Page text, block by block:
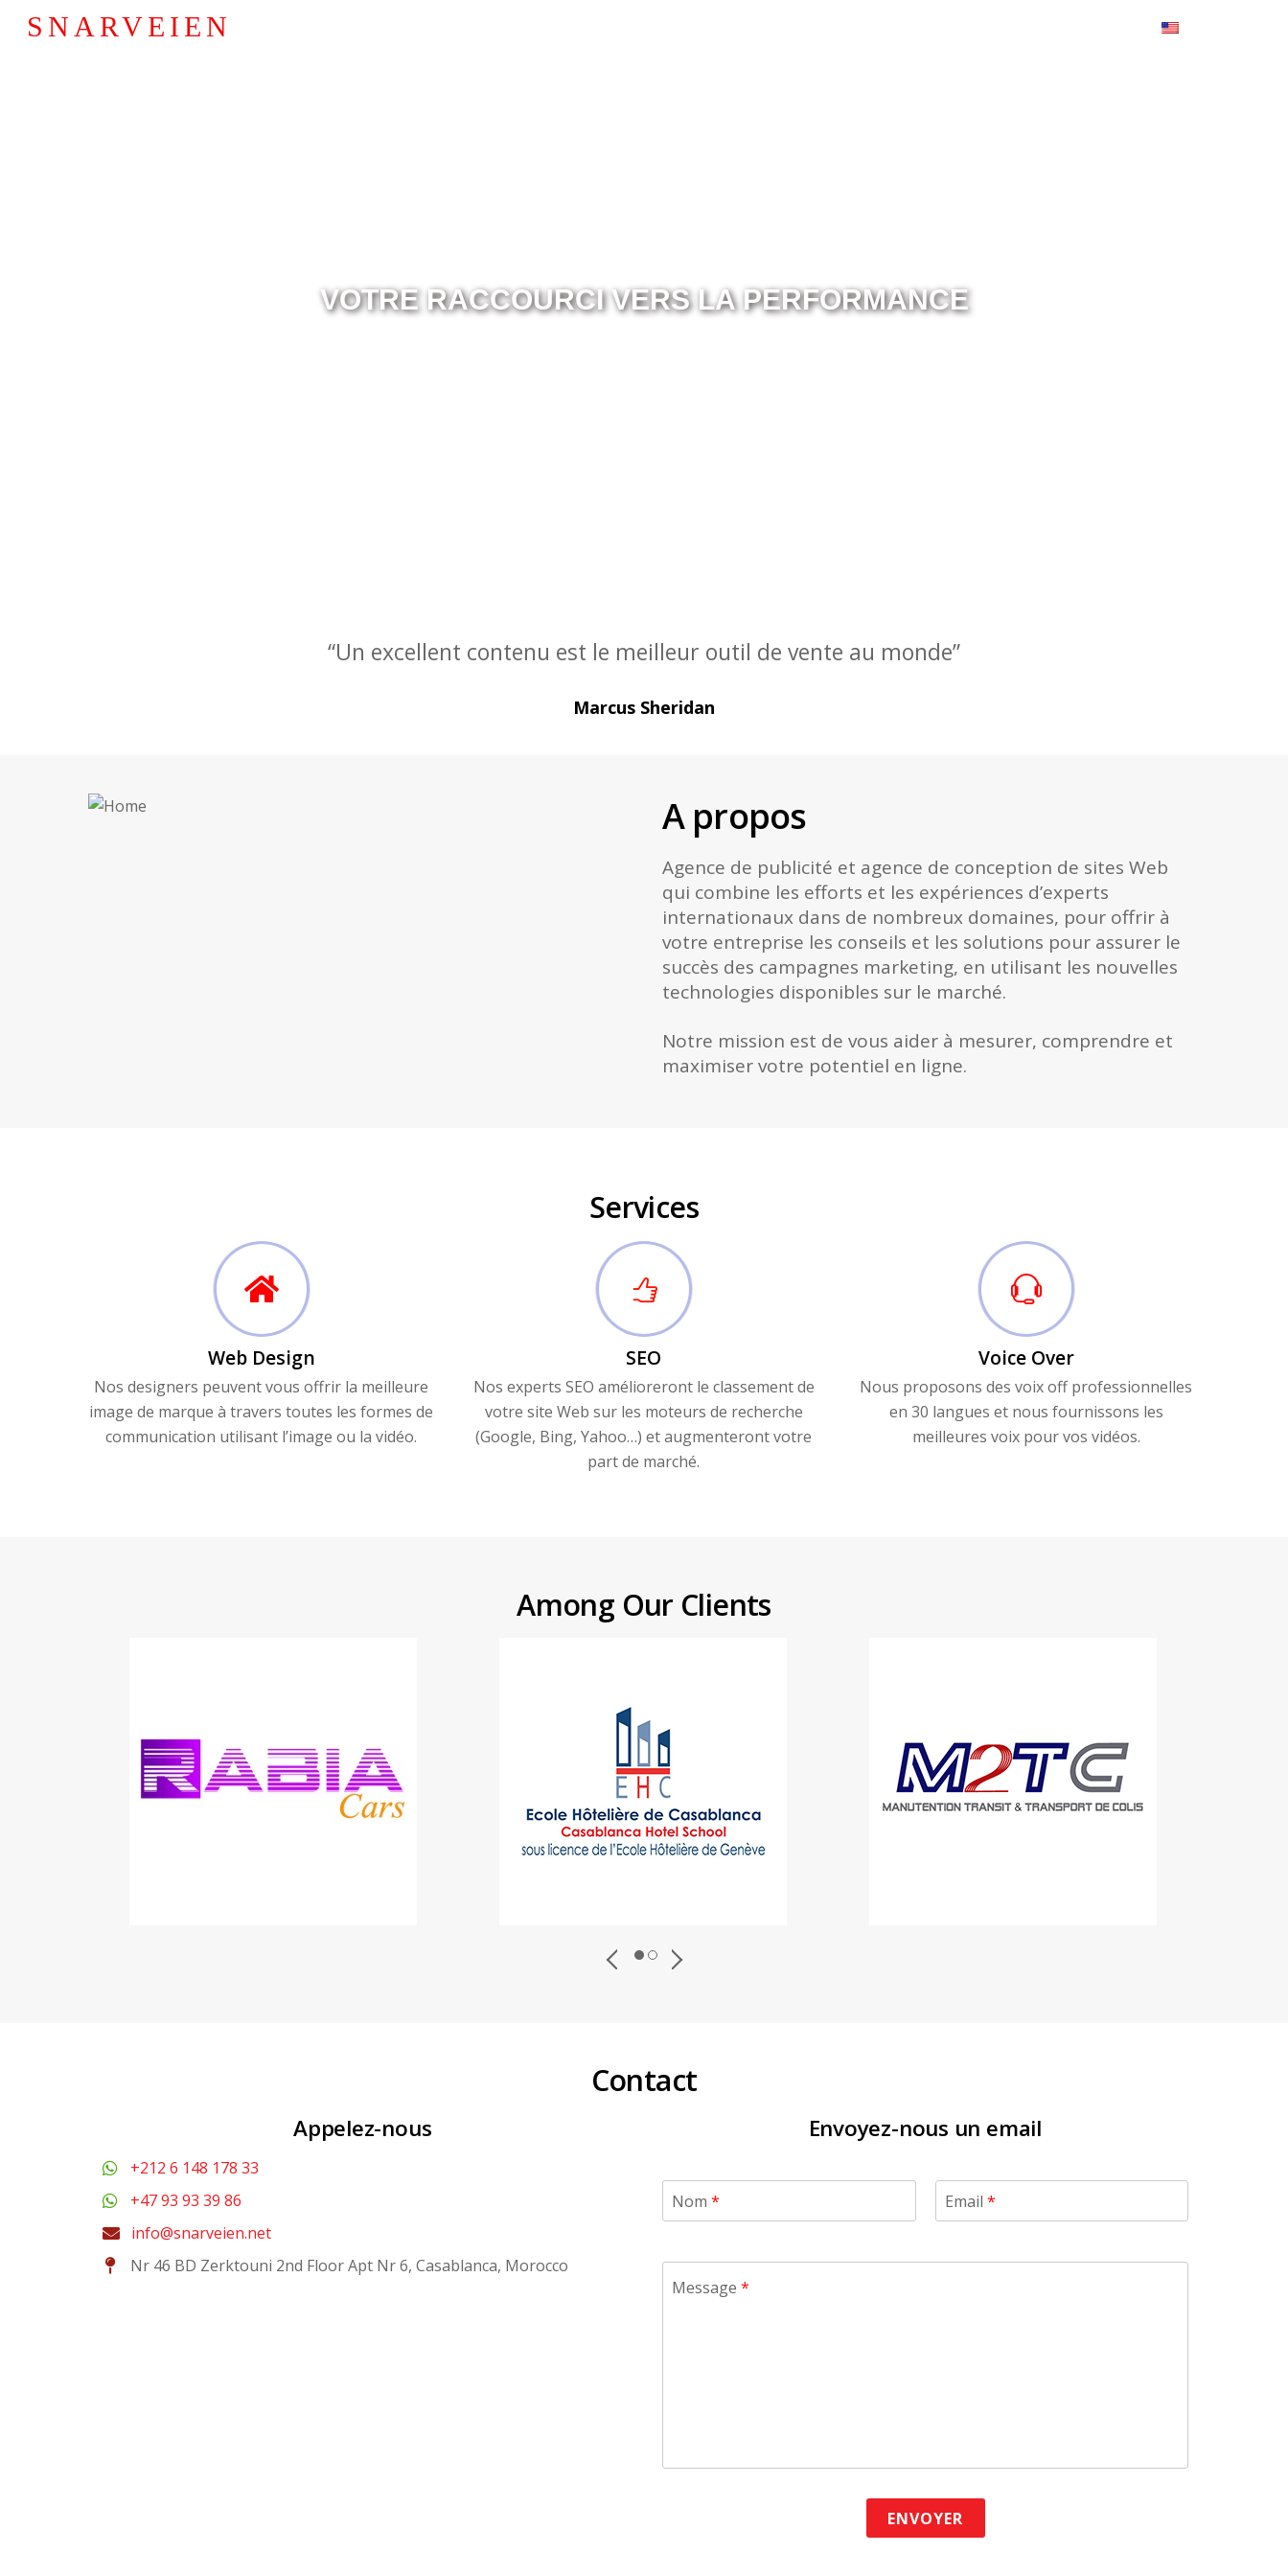
SNARVEIEN
VOTRE RACCOURCI VERS LA PERFORMANCE
“Un excellent contenu est le meilleur outil de vente au monde”
Marcus Sheridan
A propos
Agence de publicité et agence de conception de sites Web
qui combine les efforts et les expériences d’experts
internationaux dans de nombreux domaines, pour offrir à
votre entreprise les conseils et les solutions pour assurer le
succès des campagnes marketing, en utilisant les nouvelles
technologies disponibles sur le marché.
Notre mission est de vous aider à mesurer, comprendre et
maximiser votre potentiel en ligne.
Services
Web Design
Nos designers peuvent vous offrir la meilleure
image de marque à travers toutes les formes de
communication utilisant l’image ou la vidéo.
SEO
Nos experts SEO amélioreront le classement de
votre site Web sur les moteurs de recherche
(Google, Bing, Yahoo…) et augmenteront votre
part de marché.
Voice Over
Nous proposons des voix off professionnelles
en 30 langues et nous fournissons les
meilleures voix pour vos vidéos.
Among Our Clients
Contact
Appelez-nous
+212 6 148 178 33
+47 93 93 39 86
info@snarveien.net
Nr 46 BD Zerktouni 2nd Floor Apt Nr 6, Casablanca, Morocco
Envoyez-nous un email
Nom* Email *
Message*
ENVOYER